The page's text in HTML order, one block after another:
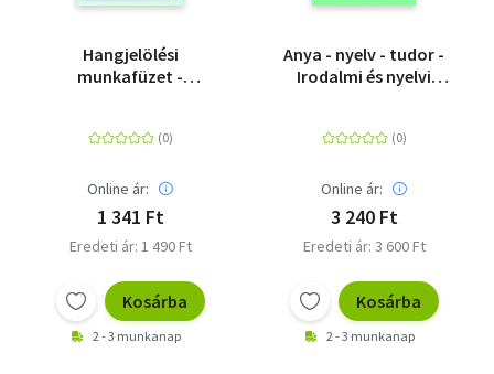
Hangjelölési
munkafüzet -
alapelveinek
Online ár:
1 341 Ft
Eredeti ár: 1 490 Ft
Kosárba
2 - 3 munkanap
Anya - nyelv - tudor -
Irodalmi és nyelvi
Online ár:
3 240 Ft
Eredeti ár: 3 600 Ft
Kosárba
2 - 3 munkanap